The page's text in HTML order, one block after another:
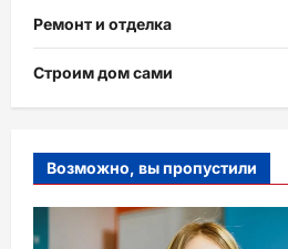
Ремонт и отделка
Строим дом сами
Возможно, вы пропустили